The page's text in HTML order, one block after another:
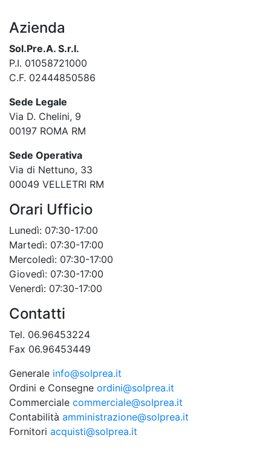
Azienda
Sol.Pre.A. S.r.l.
P.I. 01058721000
C.F. 02444850586
Sede Legale
Via D. Chelini, 9
00197 ROMA RM
Sede Operativa
Via di Nettuno, 33
00049 VELLETRI RM
Orari Ufficio
Lunedì: 07:30-17:00
Martedì: 07:30-17:00
Mercoledì: 07:30-17:00
Giovedì: 07:30-17:00
Venerdì: 07:30-17:00
Contatti
Tel. 06.96453224
Fax 06.96453449
Generale info@solprea.it
Ordini e Consegne ordini@solprea.it
Commerciale commerciale@solprea.it
Contabilità amministrazione@solprea.it
Fornitori acquisti@solprea.it